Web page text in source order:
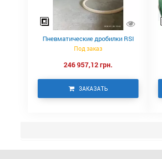
Пневматические дробилки RSI
Под заказ
246 957,12 грн.
ЗАКАЗАТЬ